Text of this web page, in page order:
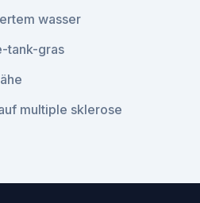
wasser
tank-gras
multiple sklerose